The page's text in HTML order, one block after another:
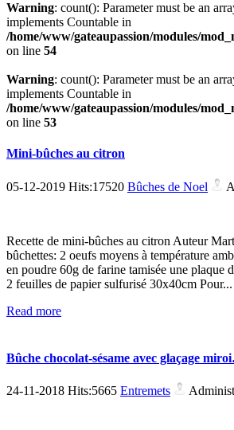
Warning: count(): Parameter must be an
implements Countable in
/home/www/gateaupassion/modules/
on line 54
Warning: count(): Parameter must be an
implements Countable in
/home/www/gateaupassion/modules/
on line 53
Mini-bûches au citron
05-12-2019 Hits:17520 Bûches de Noel
Recette de mini-bûches au citron Auteur
bûchettes: 2 oeufs moyens à température
en poudre 60g de farine tamisée une plaque
2 feuilles de papier sulfurisé 30x40cm Pour...
Read more
Bûche chocolat-sésame avec glaçage
24-11-2018 Hits:5665 Entremets